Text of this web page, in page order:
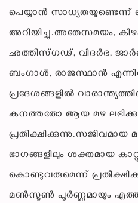
പെയ്യാൻ
അറിയിച്ചു.അതേസമയം,
ഛത്തീസ്ഗഢ്, വിദർഭ,
ബംഗാൾ, രാജസ്ഥാൻ
പ്രദേശങ്ങളിൽ
കനത്തതോ ആയ മഴ
ഭാഗങ്ങളിലും ശക്തമായ
കൊണ്ടുവരുമെന്ന്
മൺസൂൺ പൂർണ്ണമായും എത്തി